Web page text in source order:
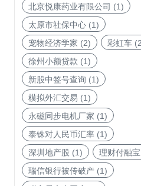
北京悦康药业有限公司 (1)
太原市社保中心(1)
宠物经济学家 (2) 彩虹车
徐州小额贷款 (1)
新股中签号查询 (1)
模拟外汇交易 (1)
永磁同步电机厂家 (1)
泰铢对人民币汇率(1)
深圳地产股 (1) 理财付融宝
瑞信银行被传破产(1)